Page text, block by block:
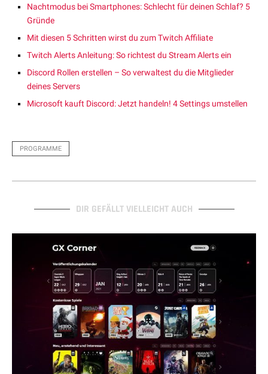
Nachtmodus bei Smartphones: Schlecht für deinen Schlaf? 5
Gründe
Mit diesen 5 Schritten wirst du zum Twitch Affiliate
Twitch Alerts Anleitung: So richtest du Stream Alerts ein
Discord Rollen erstellen – So verwaltest du die Mitglieder
deines Servers
Microsoft kauft Discord: Jetzt handeln! 4 Settings umstellen
PROGRAMME
DIR GEFÄLLT VIELLEICHT AUCH